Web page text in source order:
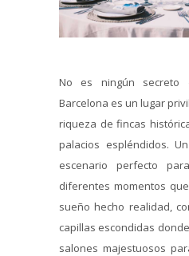
No es ningún secreto
Barcelona es un lugar
riqueza de fincas
palacios espléndidos.
escenario perfecto
diferentes momentos
sueño hecho realidad,
capillas escondidas
salones majestuosos